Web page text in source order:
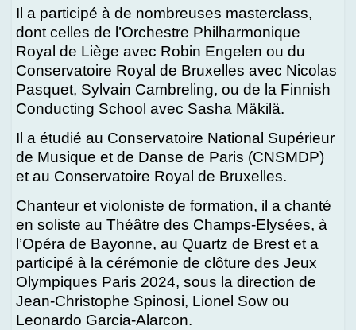
Il a participé à de nombreuses masterclass,
dont celles de l’Orchestre Philharmonique
Royal de Liège avec Robin Engelen ou du
Conservatoire Royal de Bruxelles avec Nicolas
Pasquet, Sylvain Cambreling, ou de la Finnish
Conducting School avec Sasha Mäkilä.
Il a étudié au Conservatoire National Supérieur
de Musique et de Danse de Paris (CNSMDP)
et au Conservatoire Royal de Bruxelles.
Chanteur et violoniste de formation, il a chanté
en soliste au Théâtre des Champs-Elysées, à
l’Opéra de Bayonne, au Quartz de Brest et a
participé à la cérémonie de clôture des Jeux
Olympiques Paris 2024, sous la direction de
Jean-Christophe Spinosi, Lionel Sow ou
Leonardo Garcia-Alarcon.